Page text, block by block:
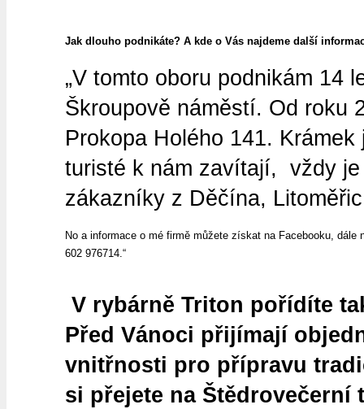
Jak dlouho podnikáte? A kde o Vás najdeme další
„V tomto oboru podnikám 14
Škroupově náměstí. Od roku
Prokopa Holého 141.
turisté k nám zavítají, vždy
zákazníky z Děčína,
No a informace o mé firmě můžete získat na Facebooku, dále
602 976714.“
V rybárně Triton pořídíte
Před Vánoci přijímají
vnitřnosti pro přípravu
si přejete na